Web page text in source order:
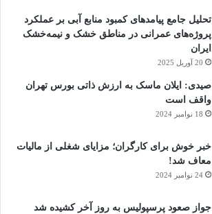
تحلیل جامع پیامدهای کمبود منابع آبی بر عملکرد
پروژه‌های عمرانی در مناطق خشک و نیمه‌خشک
ایران
20 آوریل 2025
صیدی: ایلان ماسک به ارزش ذاتی بورس تهران
واقف است
18 نوامبر 2024
خبر خوش برای کارگران؛ مزایای شغلی از مالیات
معاف شد!
24 نوامبر 2024
جواز صعود پرسپولیس به روز آخر کشیده شد